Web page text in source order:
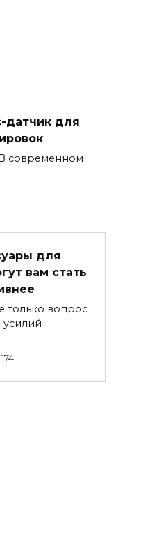
датчик для
современном
для
вам стать
только вопрос
усилий
174